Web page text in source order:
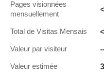
Pages visionnées
mensuellement
Total de Visitas Mensais
Valeur par visiteur
Valeur estimée